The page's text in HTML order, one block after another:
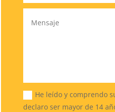
He leído y comprendo
declaro ser mayor de 14